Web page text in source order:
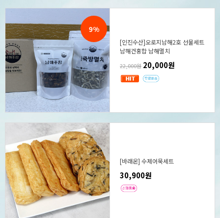
9%
[인진수산]오로지남해2호 선물세트
남해건홍합 남해멸치
22,000원 20,000원
[바래온] 수제어묵세트
30,900원